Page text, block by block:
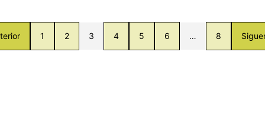
1 2 3 4 5 6 … 8